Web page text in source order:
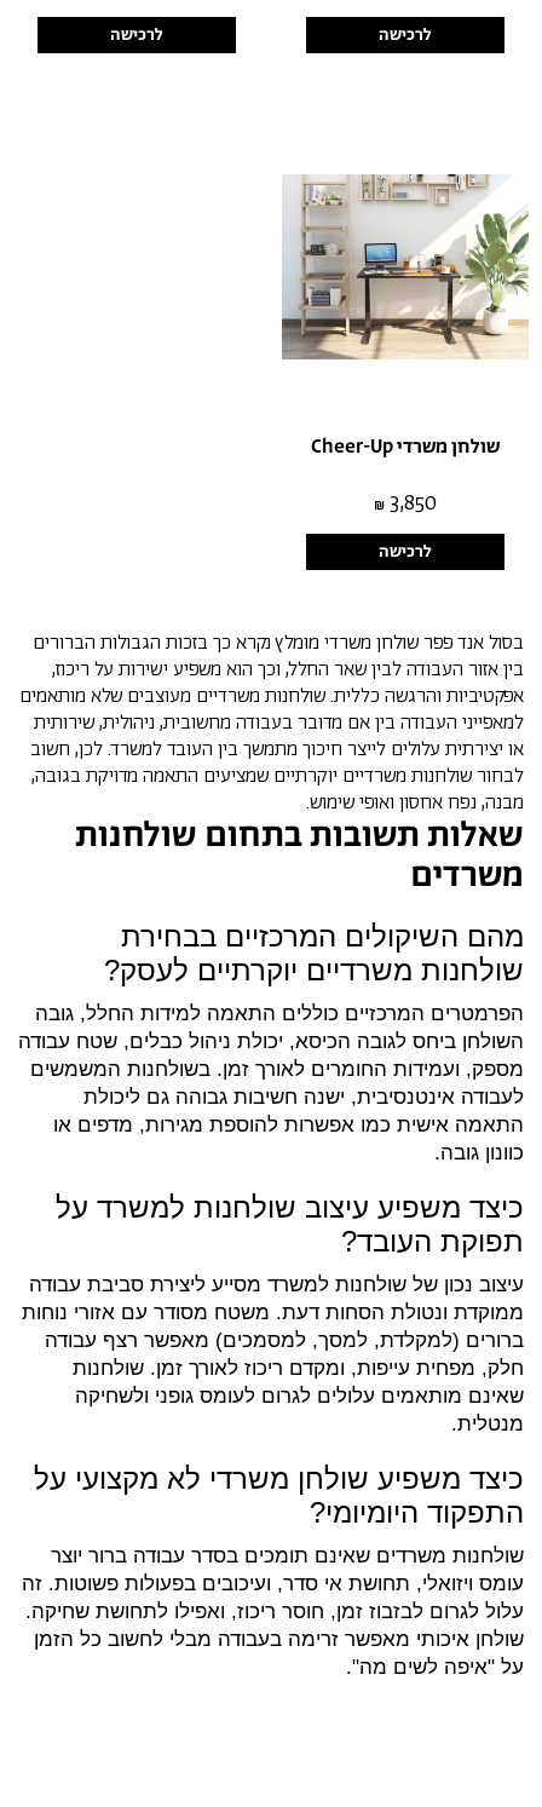
לרכישה לרכישה
שולחן משרדי Cheer-Up
3,850
לרכישה
בסול אנד פפר שולחן משרדי מומלץ נקרא כך בזכות הגבולות הברורים
בין אזור העבודה לבין שאר החלל, וכך הוא משפיע ישירות על ריכוז,
אפקטיביות והרגשה כללית. שולחנות משרדיים מעוצבים שלא מותאמים
למאפייני העבודה בין אם מדובר בעבודה מחשובית, ניהולית, שירותית
או יצירתית עלולים לייצר חיכוך מתמשך בין העובד למשרד. לכן, חשוב
לבחור שולחנות משרדיים יוקרתיים שמציעים התאמה מדויקת בגובה,
מבנה, נפח אחסון ואופי שימוש.
שאלות תשובות בתחום שולחנות
משרדים
מהם השיקולים המרכזיים בבחירת
שולחנות משרדיים יוקרתיים לעסק?
הפרמטרים המרכזיים כוללים התאמה למידות החלל, גובה
השולחן ביחס לגובה הכיסא, יכולת ניהול כבלים, שטח עבודה
מספק, ועמידות החומרים לאורך זמן. בשולחנות המשמשים
לעבודה אינטנסיבית, ישנה חשיבות גבוהה גם ליכולת
התאמה אישית כמו אפשרות להוספת מגירות, מדפים או
כוונון גובה.
כיצד משפיע עיצוב שולחנות למשרד על
תפוקת העובד?
עיצוב נכון של שולחנות למשרד מסייע ליצירת סביבת עבודה
ממוקדת ונטולת הסחות דעת. משטח מסודר עם אזורי נוחות
ברורים (למקלדת, למסך, למסמכים) מאפשר רצף עבודה
חלק, מפחית עייפות, ומקדם ריכוז לאורך זמן. שולחנות
שאינם מותאמים עלולים לגרום לעומס גופני ולשחיקה
מנטלית.
כיצד משפיע שולחן משרדי לא מקצועי על
התפקוד היומיומי?
שולחנות משרדים שאינם תומכים בסדר עבודה ברור יוצר
עומס ויזואלי, תחושת אי סדר, ועיכובים בפעולות פשוטות. זה
עלול לגרום לבזבוז זמן, חוסר ריכוז, ואפילו לתחושת שחיקה.
שולחן איכותי מאפשר זרימה בעבודה מבלי לחשוב כל הזמן
על "איפה לשים מה".